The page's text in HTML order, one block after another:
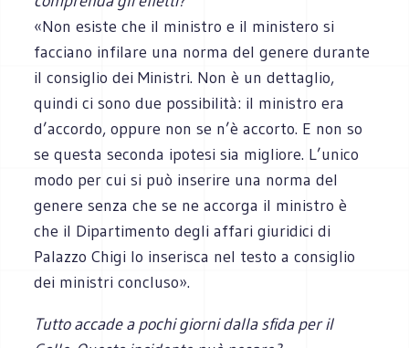
«Non esiste che il ministro e il ministero si
facciano infilare una norma del genere durante
il consiglio dei Ministri. Non è un dettaglio,
quindi ci sono due possibilità: il ministro era
d’accordo, oppure non se n’è accorto. E non so
se questa seconda ipotesi sia migliore. L’unico
modo per cui si può inserire una norma del
genere senza che se ne accorga il ministro è
che il Dipartimento degli affari giuridici di
Palazzo Chigi lo inserisca nel testo a consiglio
dei ministri concluso».
Tutto accade a pochi giorni dalla sfida per il